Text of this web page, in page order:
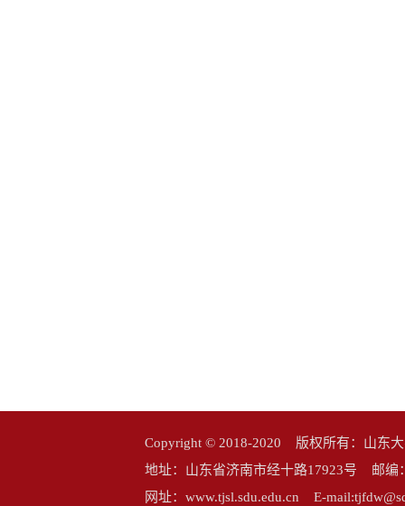
Copyright © 2018-2020 版权所有：山东
地址：山东省济南市经十路17923号 邮
网址：www.tjsl.sdu.edu.cn E-